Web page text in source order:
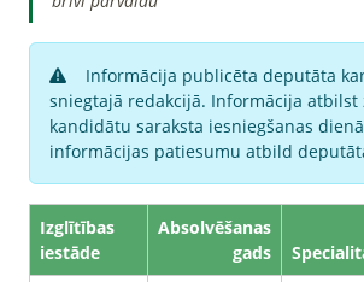
Informācija publicēta deputāta
sniegtajā redakcijā. Informācija atbilst
kandidātu saraksta iesniegšanas
informācijas patiesumu atbild
Izglītības
iestāde
Absolvēšanas
gads